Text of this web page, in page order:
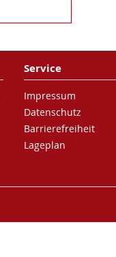
Service
Impressum
Datenschutz
Barrierefreiheit
Lageplan